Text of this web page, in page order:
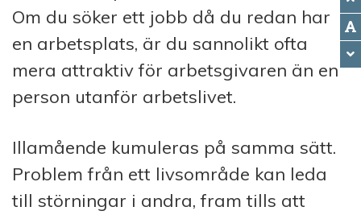
Om du söker ett jobb då du redan har
en arbetsplats, är du sannolikt ofta
mera attraktiv för arbetsgivaren än en
person utanför arbetslivet.
Illamående kumuleras på samma sätt.
Problem från ett livsområde kan leda
till störningar i andra, fram tills att